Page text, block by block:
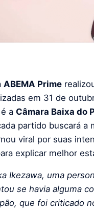
ABEMA Prime
em 31 de
a Câmara Baixa do
partido buscará a
viral por suas
explicar melhor
Ikezawa, uma
se havia alguma
que foi criticado